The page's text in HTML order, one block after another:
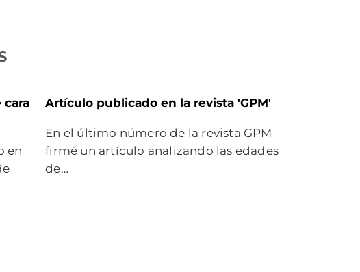
cara
en
Artículo publicado en la revista 'GPM'
En el último número de la revista GPM
firmé un artículo analizando las edades
de…